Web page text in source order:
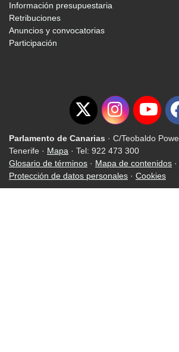
Información presupuestaria
Retribuciones
Anuncios y convocatorias
Participación
Parlamento de Canarias · C/Teobaldo
Tenerife · Mapa · Tel: 922 473 300
Glosario de términos · Mapa de contenidos ·
Protección de datos personales · Cookies